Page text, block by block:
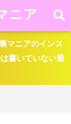
ニア
マニアのインス
書いていない最